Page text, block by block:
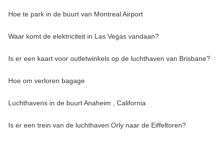
Hoe te park in de buurt van Montreal Airport
Waar komt de elektriciteit in Las Vegas vandaan?
Is er een kaart voor outletwinkels op de luchthaven van Brisbane?
Hoe om verloren bagage
Luchthavens in de buurt Anaheim , California
Is er een trein van de luchthaven Orly naar de Eiffeltoren?